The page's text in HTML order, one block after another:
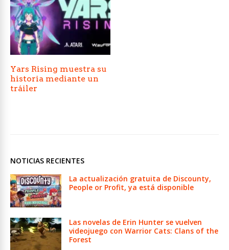
Yars Rising muestra su
historia mediante un
tráiler
NOTICIAS RECIENTES
La actualización gratuita de Discounty,
People or Profit, ya está disponible
Las novelas de Erin Hunter se vuelven
videojuego con Warrior Cats: Clans of the
Forest